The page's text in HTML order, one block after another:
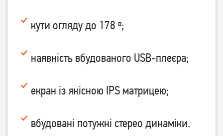
23 099
18 479 грн 4 499
кути огляду до 178 º;
наявність вбудованого USB-плеєра;
екран із якісною IPS матрицею;
вбудовані потужні стерео динаміки.